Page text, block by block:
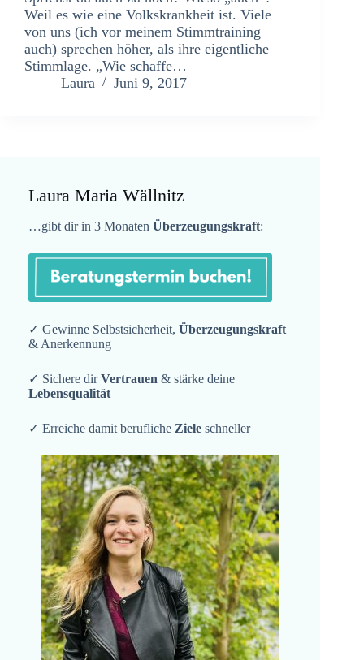
Weil es wie eine Volkskrankheit ist. Viele
von uns (ich vor meinem Stimmtraining
auch) sprechen höher, als ihre eigentliche
Stimmlage. „Wie schaffe…
Laura
Juni 9, 2017
Laura Maria Wällnitz
…gibt dir in 3 Monaten Überzeugungskraft:
✓ Gewinne Selbstsicherheit, Überzeugungskraft
& Anerkennung
✓ Sichere dirVertrauen & stärke deine
Lebensqualität
✓ Erreiche damit berufliche Ziele schneller